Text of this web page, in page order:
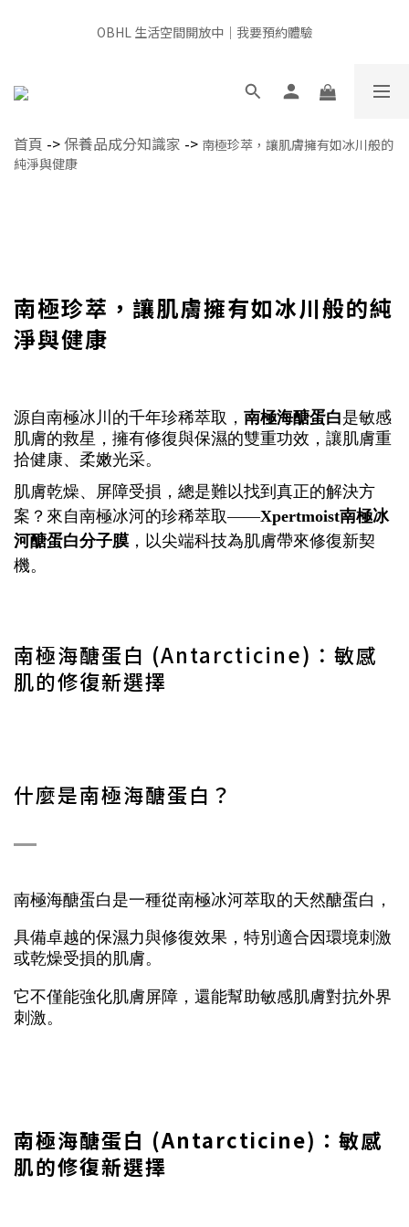
OBHL 生活空間開放中｜我要預約體驗
📍非經由官方或授權通路販售，產品來源無法確認，請審慎選購，
首頁 ->保養品成分知識家 -> 南極珍萃，讓肌膚擁有如冰川般的
純淨與健康
南極珍萃，讓肌膚擁有如冰川般的純
淨與健康
源自南極冰川的千年珍稀萃取， 南極海醣蛋白是敏感
肌膚的救星，擁有修復與保濕的雙重功效，讓肌膚重
拾健康、柔嫩光采。
肌膚乾燥、屏障受損，總是難以找到真正的解決方
案？來自南極冰河的珍稀萃取——Xpertmoist南極冰
河醣蛋白分子膜，以尖端科技為肌膚帶來修復新契
機。
南極海醣蛋白 (Antarcticine)：敏感
肌的修復新選擇
什麼是南極海醣蛋白？
南極海醣蛋白是一種從南極冰河萃取的天然醣蛋白，
具備卓越的保濕力與修復效果，特別適合因環境刺激
或乾燥受損的肌膚。
它不僅能強化肌膚屏障，還能幫助敏感肌膚對抗外界
刺激。
南極海醣蛋白 (Antarcticine)：敏感
肌的修復新選擇